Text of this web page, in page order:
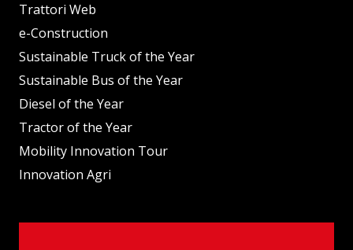
Trattori Web
e-Construction
Sustainable Truck of the Year
Sustainable Bus of the Year
Diesel of the Year
Tractor of the Year
Mobility Innovation Tour
Innovation Agri